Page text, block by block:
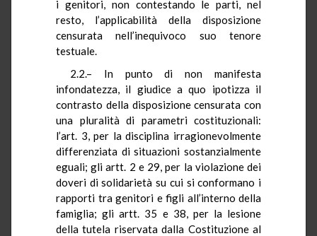
i genitori, non contestando le parti, nel
resto, l’applicabilità della disposizione
censurata nell’inequivoco suo tenore
testuale.
2.2.– In punto di non manifesta
infondatezza, il giudice a quo ipotizza il
contrasto della disposizione censurata con
una pluralità di parametri costituzionali:
l’art. 3, per la disciplina irragionevolmente
differenziata di situazioni sostanzialmente
eguali; gli artt. 2 e 29, per la violazione dei
doveri di solidarietà su cui si conformano i
rapporti tra genitori e figli all’interno della
famiglia; gli artt. 35 e 38, per la lesione
della tutela riservata dalla Costituzione al